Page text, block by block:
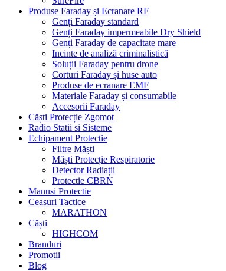
Produse Faraday și Ecranare RF
Genți Faraday standard
Genți Faraday impermeabile Dry Shield
Genți Faraday de capacitate mare
Incinte de analiză criminalistică
Soluții Faraday pentru drone
Corturi Faraday și huse auto
Produse de ecranare EMF
Materiale Faraday și consumabile
Accesorii Faraday
Căști Protecție Zgomot
Radio Statii si Sisteme
Echipament Protectie
Filtre Măști
Măști Protecție Respiratorie
Detector Radiații
Protectie CBRN
Manusi Protectie
Ceasuri Tactice
MARATHON
Căști
HIGHCOM
Branduri
Promotii
Blog